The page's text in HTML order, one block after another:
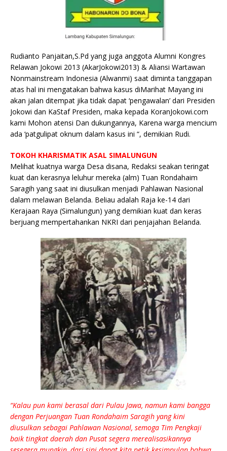
Rudianto Panjaitan,S.Pd yang juga anggota Alumni Kongres
Relawan Jokowi 2013 (AkarJokowi2013) & Aliansi Wartawan
Nonmainstream Indonesia (Alwanmi) saat diminta tanggapan
atas hal ini mengatakan bahwa kasus diMarihat Mayang ini
akan jalan ditempat jika tidak dapat ‘pengawalan’ dari Presiden
Jokowi dan KaStaf Presiden, maka kepada KoranJokowi.com
kami Mohon atensi Dan dukungannya, Karena warga mencium
ada ‘patgulipat oknum dalam kasus ini “, demikian Rudi.
TOKOH KHARISMATIK ASAL SIMALUNGUN
Melihat kuatnya warga Desa disana, Redaksi seakan teringat
kuat dan kerasnya leluhur mereka (alm) Tuan Rondahaim
Saragih yang saat ini diusulkan menjadi Pahlawan Nasional
dalam melawan Belanda. Beliau adalah Raja ke-14 dari
Kerajaan Raya (Simalungun) yang demikian kuat dan keras
berjuang mempertahankan NKRI dari penjajahan Belanda.
“Kalau pun kami berasal dari Pulau Jawa, namun kami bangga
dengan Perjuangan Tuan Rondahaim Saragih yang kini
diusulkan sebagai Pahlawan Nasional, semoga Tim Pengkaji
baik tingkat daerah dan Pusat segera merealisasikannya